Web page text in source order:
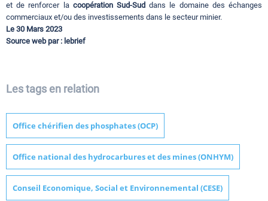
et de renforcer la coopération Sud-Sud dans le domaine des échanges
commerciaux et/ou des investissements dans le secteur minier.
Le 30 Mars 2023
Source web par : lebrief
Les tags en relation
Office chérifien des phosphates (OCP)
Office national des hydrocarbures et des mines (ONHYM)
Conseil Economique, Social et Environnemental (CESE)